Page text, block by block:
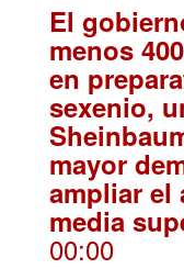
El
menos
en
sexenio,
mayor
ampliar el
media
00:00